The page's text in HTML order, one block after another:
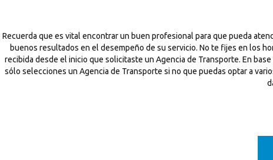
Recuerda que es vital encontrar un buen profesional para que pueda
buenos resultados en el desempeño de su servicio. No te fijes en los
recibida desde el inicio que solicitaste un Agencia de Transporte. En
sólo selecciones un Agencia de Transporte si no que puedas optar a